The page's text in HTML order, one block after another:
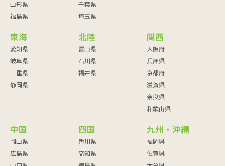
山形県
福島県
千葉県
埼玉県
東海
愛知県
岐阜県
三重県
静岡県
北陸
富山県
石川県
福井県
関西
大阪府
兵庫県
京都府
滋賀県
奈良県
和歌山県
中国
岡山県
広島県
四国
香川県
高知県
九州・沖縄
福岡県
佐賀県